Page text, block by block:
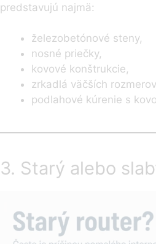
predstavujú najmä:
železobetónové steny,
nosné priečky,
kovové konštrukcie,
zrkadlá väčších
podlahové kúrenie s
3. Starý alebo